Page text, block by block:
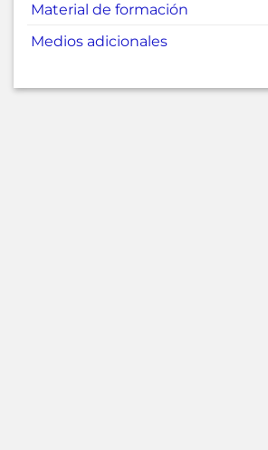
Material de formación
Medios adicionales